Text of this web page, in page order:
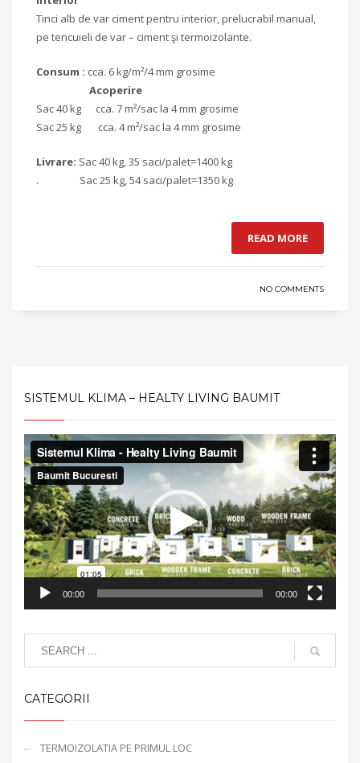
Tinci alb de var ciment pentru interior, prelucrabil manual,
pe tencuieli de var – ciment şi termoizolante.
Consum : cca. 6 kg/m²/4 mm grosime
Acoperire
Sac 40 kg cca. 7 m²/sac la 4 mm grosime
Sac 25 kg cca. 4 m²/sac la 4 mm grosime
Livrare: Sac 40 kg, 35 saci/palet=1400 kg
. Sac 25 kg, 54 saci/palet=1350 kg
READ MORE
NO COMMENTS
SISTEMUL KLIMA – HEALTY LIVING BAUMIT
Video
Player
00:00 00:00
CATEGORII
TERMOIZOLATIA PE PRIMUL LOC